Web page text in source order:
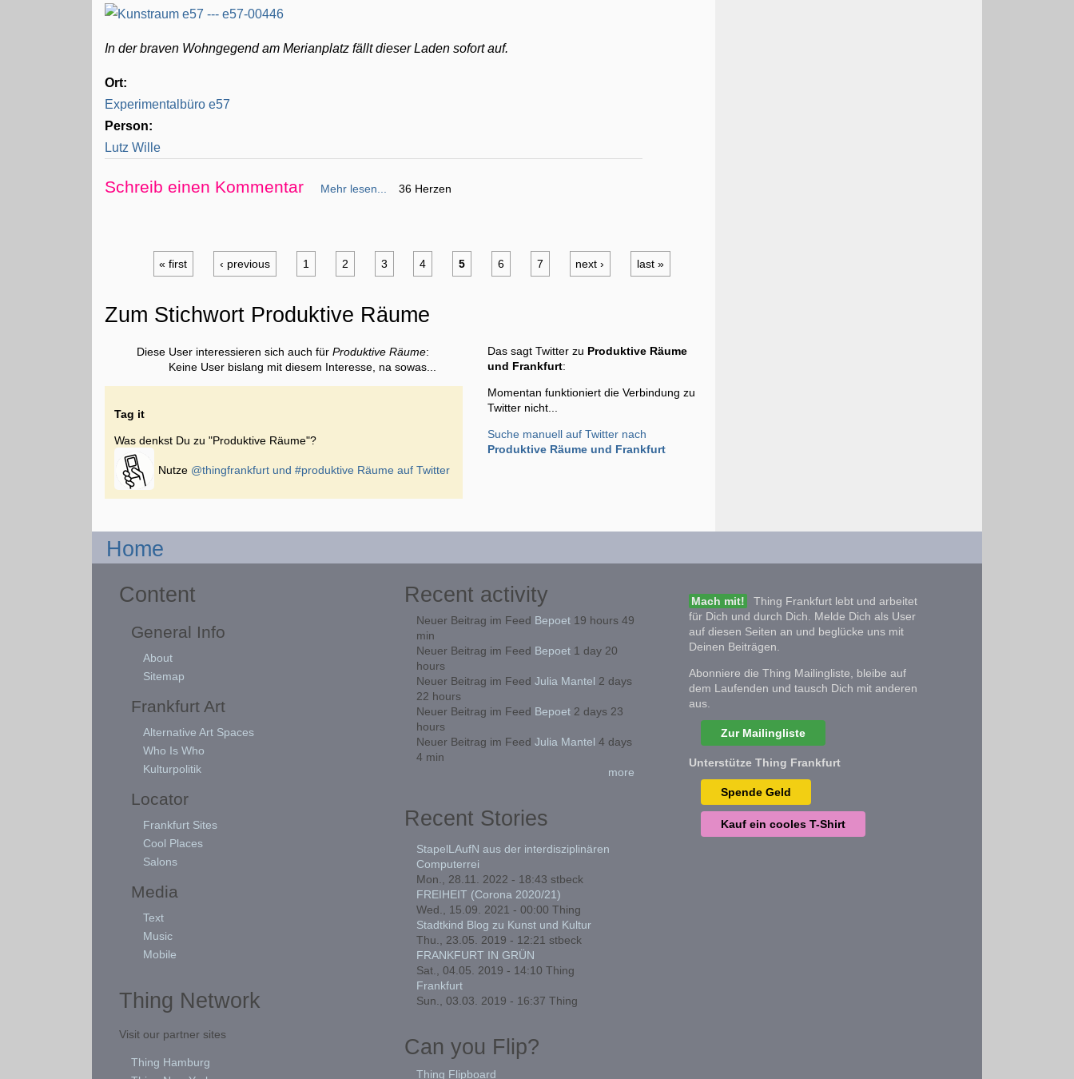
In der braven Wohngegend am Merianplatz fällt dieser Laden sofort auf.
Ort:
Experimentalbüro e57
Person:
Lutz Wille
Schreib einen Kommentar Mehr lesen... 36 Herzen
« first ‹ previous 1 2 3 4 5 6 7 next › last »
Zum Stichwort Produktive Räume
Diese User interessieren sich auch fürProduktive Räume:
Keine User bislang mit diesem Interesse, na sowas...
Tag it
Was denkst Du zu "Produktive Räume"?
Nutze @thingfrankfurt und#produktive Räume auf Twitter
Das sagt Twitter zu Produktive Räume
und Frankfurt:
Momentan funktioniert die Verbindung zu
Twitter nicht...
Suche manuell auf Twitter nach
Produktive Räume und Frankfurt
Home
Content
General Info
About
Sitemap
Frankfurt Art
Alternative Art Spaces
Who Is Who
Kulturpolitik
Locator
Frankfurt Sites
Cool Places
Salons
Media
Text
Music
Mobile
Thing Network
Visit our partner sites
Thing Hamburg
Recent activity
Neuer Beitrag im Feed Bepoet19 hours 49
min
Neuer Beitrag im Feed Bepoet1 day 20
hours
Neuer Beitrag im Feed Julia Mantel 2 days
22 hours
Neuer Beitrag im Feed Bepoet2 days 23
hours
Neuer Beitrag im Feed Julia Mantel 4 days
4 min
more
Recent Stories
StapelLAufN aus der interdisziplinären
Computerrei
Mon., 28.11. 2022 - 18:43 stbeck
FREIHEIT (Corona 2020/21)
Wed., 15.09. 2021 - 00:00 Thing
Stadtkind Blog zu Kunst und Kultur
Thu., 23.05. 2019 - 12:21 stbeck
FRANKFURT IN GRÜN
Sat., 04.05. 2019 - 14:10 Thing
Frankfurt
Sun., 03.03. 2019 - 16:37 Thing
Can you Flip?
Thing Flipboard
Mach mit!
Thing Frankfurt lebt und arbeitet
für Dich und durch Dich. Melde Dich als User
auf diesen Seiten an und beglücke uns mit
Deinen Beiträgen.
Abonniere die Thing Mailingliste, bleibe auf
dem Laufenden und tausch Dich mit anderen
aus.
Zur Mailingliste
Unterstütze Thing Frankfurt
Spende Geld
Kauf ein cooles T-Shirt